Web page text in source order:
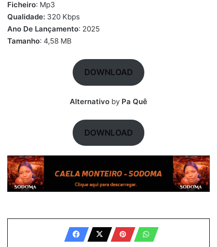
Ficheiro: Mp3
Qualidade: 320 Kbps
Ano De Lançamento: 2025
Tamanho: 4,58 MB
DOWNLOAD
Alternativo by Pa Quê
DOWNLOAD